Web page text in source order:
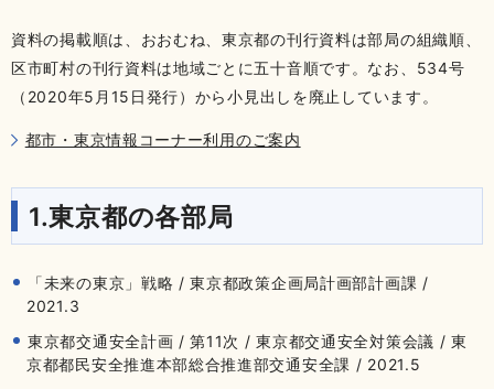
資料の掲載順は、おおむね、東京都の刊行資料は部局の組織順、
区市町村の刊行資料は地域ごとに五十音順です。なお、534号
（2020年5月15日発行）から小見出しを廃止しています。
都市・東京情報コーナー利用のご案内
1.東京都の各部局
「未来の東京」戦略 / 東京都政策企画局計画部計画課 /
2021.3
東京都交通安全計画 / 第11次 / 東京都交通安全対策会議 / 東
京都都民安全推進本部総合推進部交通安全課 / 2021.5